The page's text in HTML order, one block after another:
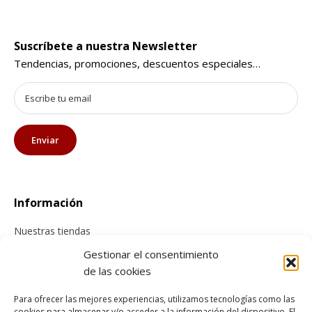
Gestionar el consentimiento
de las cookies
Para ofrecer las mejores experiencias, utilizamos tecnologías como las
Suscríbete a nuestra Newsletter
Tendencias, promociones, descuentos especiales…
Información
Nuestras tiendas
Tienda online